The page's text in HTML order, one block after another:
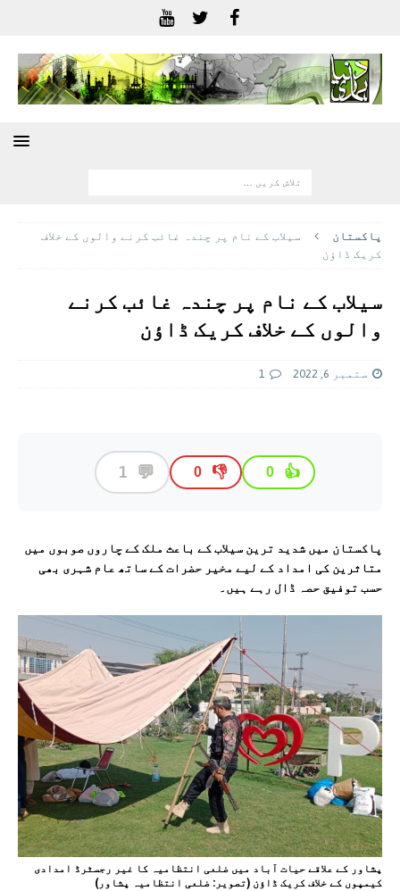
پاکستان
سیلاب کے نام پر چندہ غائب کرنے والوں کے خلاف
کریک ڈاؤن
سیلاب کے نام پر چندہ غائب کرنے
والوں کے خلاف کریک ڈاؤن
ستمبر 6, 2022 1
👍
0
👎
0
💬
1
پاکستان میں شدید ترین سیلاب کے باعث ملک کے چاروں صوبوں میں
متاثرین کی امداد کے لیے مخیر حضرات کے ساتھ عام شہری بھی
حسب توفیق حصہ ڈال رہے ہیں۔
پشاور کے علاقے حیات آباد میں ضلعی انتظامیہ کا غیر رجسٹرڈ امدادی
کیمپوں کے خلاف کریک ڈاؤن (تصویر: ضلعی انتظامیہ پشاور)